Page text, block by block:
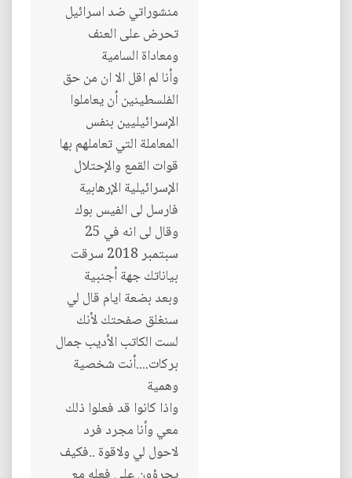
منشوراتي ضد اسرائيل
تحرض على العنف
ومعاداة السامية
وأنا لم اقل الا ان من حق
الفلسطينين أن يعاملوا
الإسرائيليين بنفس
المعاملة التي تعاملهم بها
قوات القمع والإحتلال
الإسرائيلية الإرهابية
فارسل لى الفيس بوك
وقال لى انه في 25
سبتمبر 2018 سرقت
بياناتك جهة أجنبية
وبعد بضعة ايام قال لي
سنغلق صفحتك لأنك
لست الكاتب الأديب جمال
بركات....أنت شخصية
وهمية
واذا كانوا قد فعلوا ذلك
معي وأنا مجرد فرد
لاحول لي ولاقوة ..فكيف